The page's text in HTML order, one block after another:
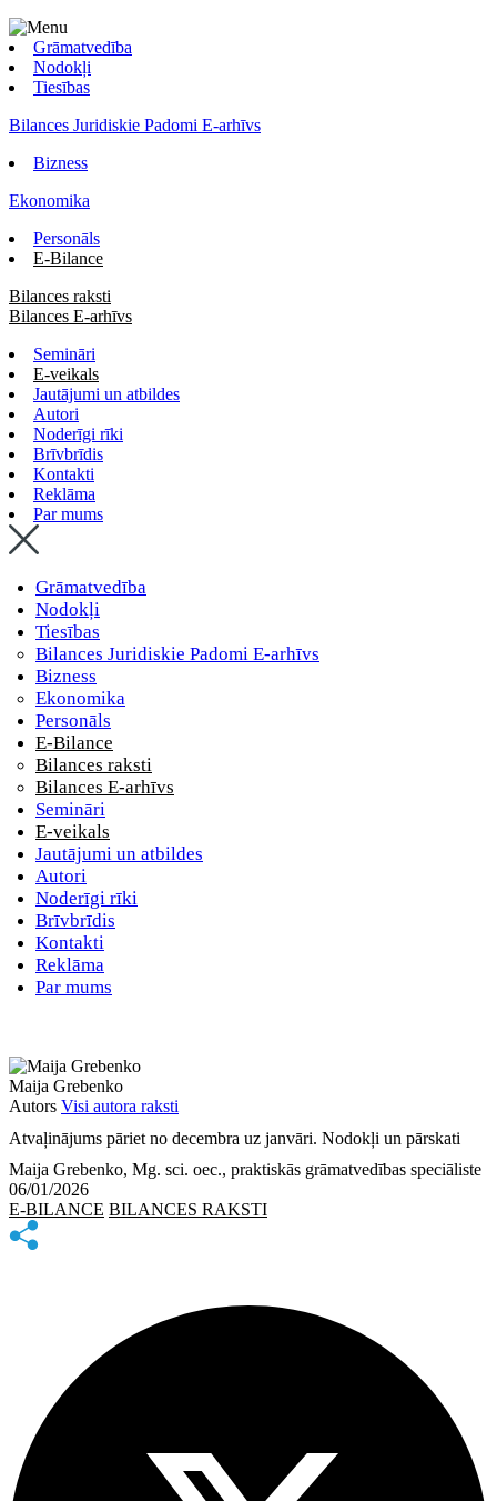
Grāmatvedība
Nodokļi
Tiesības
Bilances Juridiskie Padomi E-arhīvs
Bizness
Ekonomika
Personāls
E-Bilance
Bilances raksti
Bilances E-arhīvs
Semināri
E-veikals
Jautājumi un atbildes
Autori
Noderīgi rīki
Brīvbrīdis
Kontakti
Reklāma
Par mums
Grāmatvedība
Nodokļi
Tiesības
Bilances Juridiskie Padomi E-arhīvs
Bizness
Ekonomika
Personāls
E-Bilance
Bilances raksti
Bilances E-arhīvs
Semināri
E-veikals
Jautājumi un atbildes
Autori
Noderīgi rīki
Brīvbrīdis
Kontakti
Reklāma
Par mums
Maija Grebenko
Autors Visi autora raksti
Atvaļinājums pāriet no decembra uz janvāri. Nodokļi un pārskati
Maija Grebenko, Mg. sci. oec., praktiskās grāmatvedības speciāliste
06/01/2026
E-BILANCE BILANCES RAKSTI